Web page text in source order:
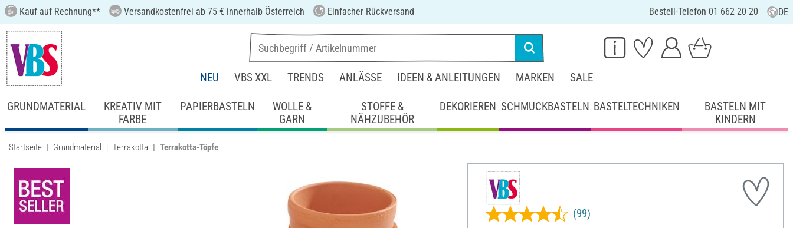
Kauf auf Rechnung** Versandkostenfrei ab 75 € innerhalb Österreich Einfacher Rückversand Bestell-Telefon 01 662 20 20 DE
NEU VBS XXL TRENDS ANLÄSSE IDEEN & ANLEITUNGEN MARKEN SALE
GRUNDMATERIAL
KREATIV MIT
FARBE
PAPIERBASTELN
WOLLE &
GARN
STOFFE &
NÄHZUBEHÖR
DEKORIEREN SCHMUCKBASTELN BASTELTECHNIKEN
BASTELN MIT
KINDERN
Startseite Grundmaterial Terrakotta Terrakotta-Töpfe
(99)